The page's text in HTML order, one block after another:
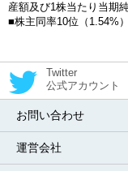
産額及び1株当たり当期
■株主同率10位（1.54%
Twitter
公式アカウント
お問い合わせ
運営会社